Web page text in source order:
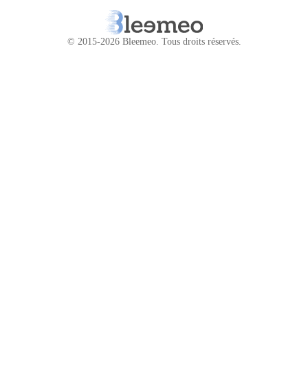
© 2015-2026 Bleemeo. Tous droits réservés.